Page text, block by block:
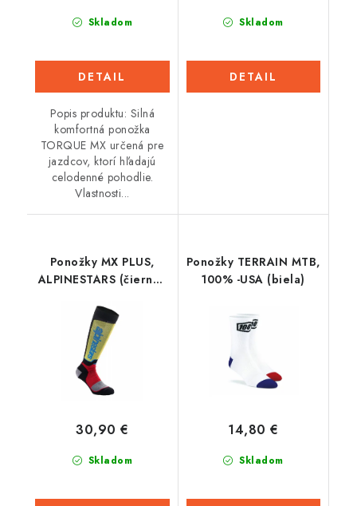
Skladom
DETAIL
Popis produktu: Silná
komfortná ponožka
TORQUE MX určená pre
jazdcov, ktorí hľadajú
celodenné pohodlie.
Vlastnosti...
Skladom
DETAIL
Ponožky MX PLUS,
ALPINESTARS (čierna/
fluo/modrá) 2026
Skladom
30,90 €
Ponožky TERRAIN MTB,
100% -USA (biela)
Skladom
14,80 €